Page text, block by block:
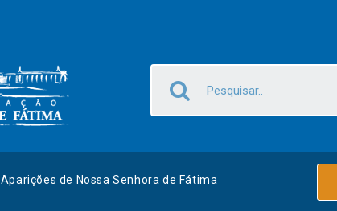
Aparições de Nossa Senhora de Fátima